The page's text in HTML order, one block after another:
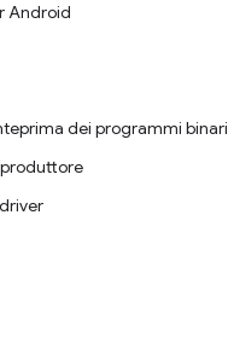
Android
dei programmi binari